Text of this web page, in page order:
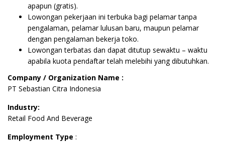
apapun (gratis).
Lowongan pekerjaan ini terbuka bagi pelamar tanpa
pengalaman, pelamar lulusan baru, maupun pelamar
dengan pengalaman bekerja toko.
Lowongan terbatas dan dapat ditutup sewaktu – waktu
apabila kuota pendaftar telah melebihi yang dibutuhkan.
Company / Organization Name :
PT Sebastian Citra Indonesia
Industry:
Retail Food And Beverage
Employment Type :